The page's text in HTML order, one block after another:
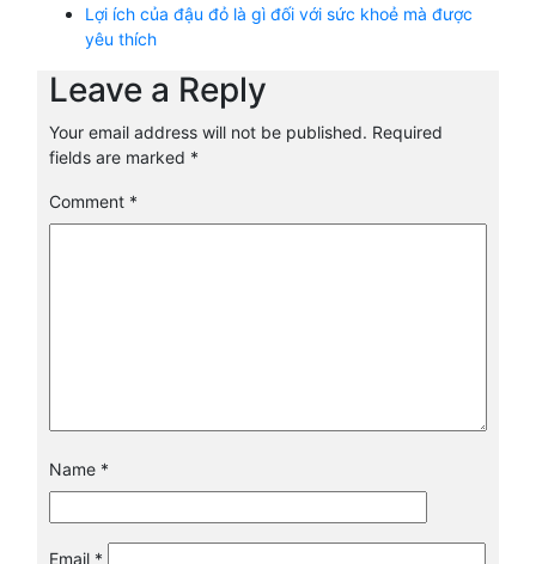
Lợi ích của đậu đỏ là gì đối với sức khoẻ mà được
yêu thích
Leave a Reply
Your email address will not be published. Required
fields are marked *
Comment *
Name *
Email *